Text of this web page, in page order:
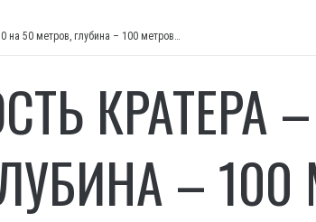
на 50 метров, глубина – 100 метров…
КРАТЕРА
–